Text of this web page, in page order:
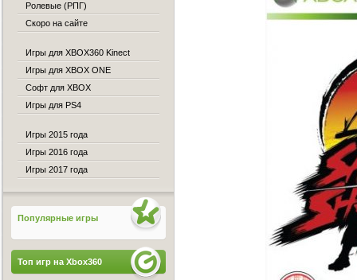
Ролевые (РПГ)
Скоро на сайте
Игры для XBOX360 Kinect
Игры для XBOX ONE
Софт для XBOX
Игры для PS4
Игры 2015 года
Игры 2016 года
Игры 2017 года
Популярные игры
Топ игр на Xbox360